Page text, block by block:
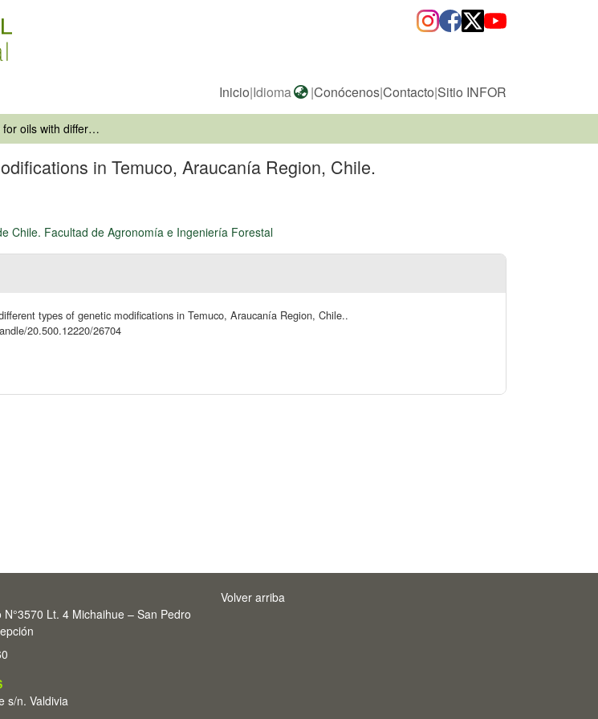
Inicio|Idioma |Conócenos|Contacto|Sitio INFOR
Preference for oils with different types of genetic modifications in Temuco, Araucanía Region, Chile.
in Temuco, Araucanía Region, Chile.
Chile. Facultad de Agronomía e Ingeniería Forestal
types of genetic modifications in Temuco, Araucanía Region, Chile..
20.500.12220/26704
Lt. 4 Michaihue – San Pedro
s/n. Valdivia
Volver arriba